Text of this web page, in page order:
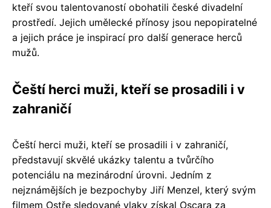
kteří svou talentovaností obohatili české divadelní
prostředí. Jejich umělecké přínosy jsou nepopiratelné
a jejich práce je inspirací pro další generace herců
mužů.
Čeští herci muži, kteří se prosadili i v
zahraničí
Čeští herci muži, kteří se prosadili i v zahraničí,
představují skvělé ukázky talentu a tvůrčího
potenciálu na mezinárodní úrovni. Jedním z
nejznámějších je bezpochyby Jiří Menzel, který svým
filmem Ostře sledované vlaky získal Oscara za